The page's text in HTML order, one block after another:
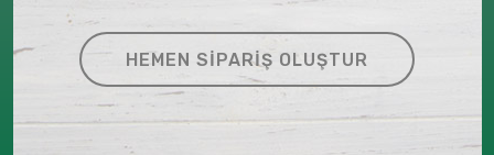
HEMEN SIPARIŞ OLUŞTUR